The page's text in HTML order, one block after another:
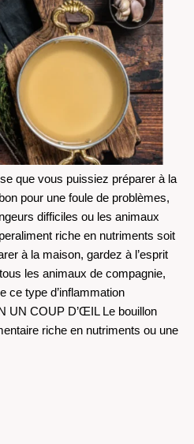
que vous puissiez préparer à la
pour une foule de problèmes,
difficiles ou les animaux
riche en nutriments soit
à la maison, gardez à l’esprit
les animaux de compagnie,
ce type d’inflammation
UN COUP D’ŒIL Le bouillon
riche en nutriments ou une